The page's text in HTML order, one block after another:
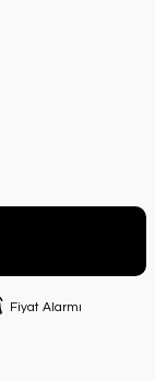
Fiyat Alarmı